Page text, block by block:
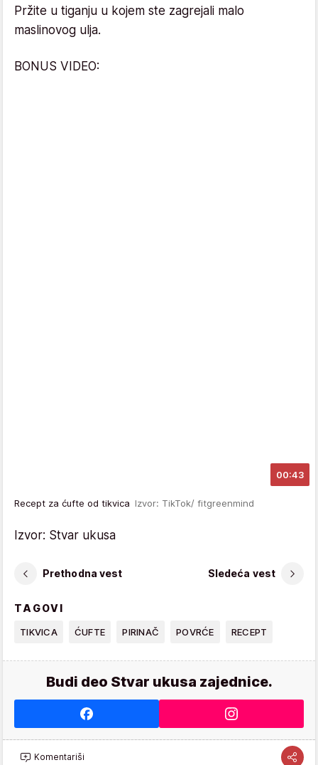
Pržite u tiganju u kojem ste zagrejali malo
maslinovog ulja.
BONUS VIDEO:
00:43
Recept za ćufte od tikvica Izvor: TikTok/ fitgreenmind
Izvor: Stvar ukusa
Prethodna vest Sledeća vest
TAGOVI
TIKVICA ĆUFTE PIRINAČ POVRĆE RECEPT
Budi deo Stvar ukusa zajednice.
Komentariši